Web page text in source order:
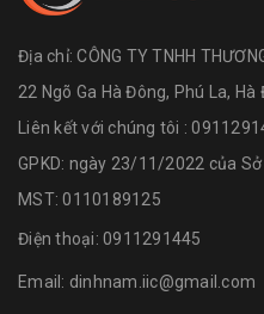
Địa chỉ:CÔNG TY TNHH
22 Ngõ Ga Hà Đông, Phú La, Hà
Liên kết với chúng tôi :
GPKD: ngày 23/11/2022 của Sở
MST: 0110189125
Điện thoại: 0911291445
Email: dinhnam.iic@gmail.com